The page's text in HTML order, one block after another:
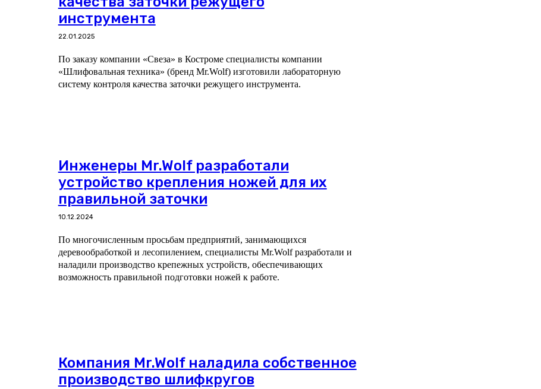
инструмента
22.01.2025
По заказу компании «Свеза» в Костроме специалисты компании
«Шлифовальная техника» (бренд Mr.Wolf) изготовили лабораторную
систему контроля качества заточки режущего инструмента.
Инженеры Mr.Wolf разработали
устройство крепления ножей для их
правильной заточки
10.12.2024
По многочисленным просьбам предприятий, занимающихся
деревообработкой и лесопилением, специалисты Mr.Wolf разработали и
наладили производство крепежных устройств, обеспечивающих
возможность правильной подготовки ножей к работе.
Компания Mr.Wolf наладила собственное
производство шлифкругов